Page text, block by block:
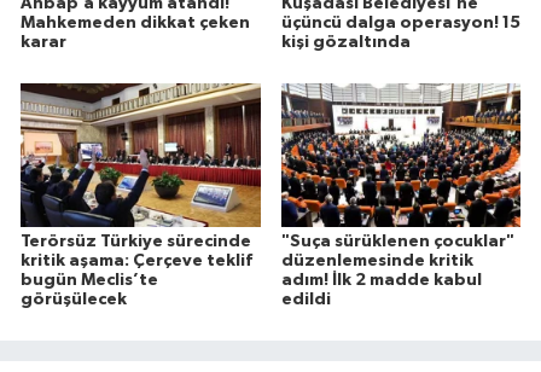
Ahbap’a kayyum atandı!
Mahkemeden dikkat çeken
karar
Kuşadası Belediyesi'ne
üçüncü dalga operasyon! 15
kişi gözaltında
Terörsüz Türkiye sürecinde
kritik aşama: Çerçeve teklif
bugün Meclis’te
görüşülecek
"Suça sürüklenen çocuklar"
düzenlemesinde kritik
adım! İlk 2 madde kabul
edildi